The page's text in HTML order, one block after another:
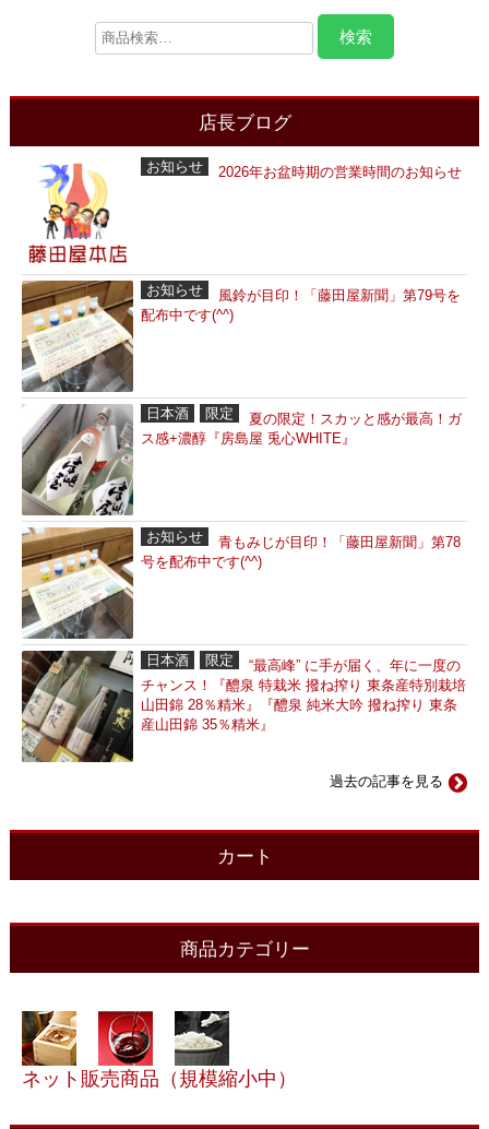
店長ブログ
お知らせ 2026年お盆時期の営業時間のお知らせ
お知らせ
風鈴が目印！「藤田屋新聞」第79号を
配布中です(^^)
日本酒 限定
夏の限定！スカッと感が最高！ガ
ス感+濃醇『房島屋 兎心WHITE』
お知らせ
青もみじが目印！「藤田屋新聞」第78
号を配布中です(^^)
日本酒 限定
“最高峰” に手が届く、年に一度の
チャンス！『醴泉 特栽米 撥ね搾り 東条産特別栽培
山田錦 28％精米』『醴泉 純米大吟 撥ね搾り 東条
産山田錦 35％精米』
過去の記事を見る
カート
商品カテゴリー
ネット販売商品（規模縮小中）